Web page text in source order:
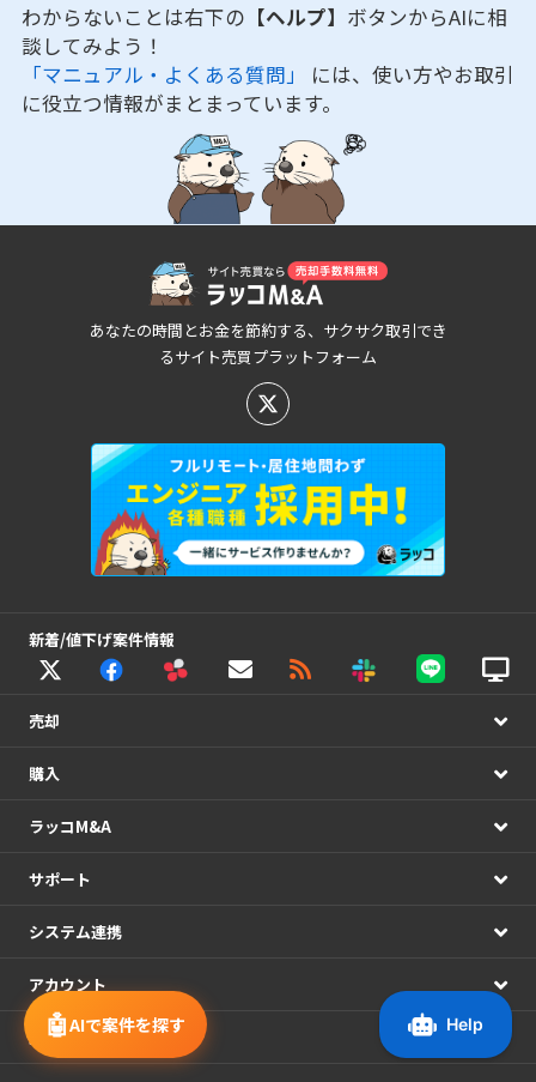
🤖AIで案件を探す
わからないことは右下の 【ヘルプ】 ボタンからAIに相
談してみよう！
「マニュアル・よくある質問」 には、使い方やお取引
に役立つ情報がまとまっています。
あなたの時間とお金を節約する、サクサク取引でき
るサイト売買プラットフォーム
新着/値下げ案件情報
売却
購入
ラッコM&A
サポート
システム連携
アカウント
運営情報